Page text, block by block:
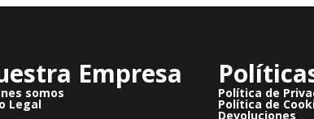
Empresa
somos
Legal
Política de
Política de
Devoluciones